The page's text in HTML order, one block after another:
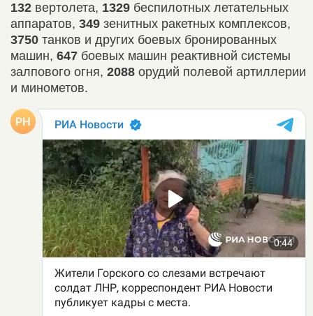
132 вертолета, 1329 беспилотных летательных
аппаратов, 349 зенитных ракетных комплексов,
3750 танков и других боевых бронированных
машин, 647 боевых машин реактивной системы
залпового огня, 2088 орудий полевой артиллерии
и минометов.